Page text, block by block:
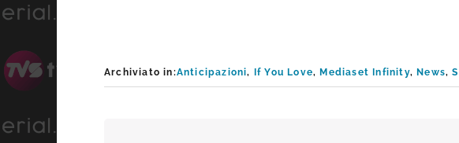
Archiviato in:Anticipazioni, If You Love, Mediaset Infinity, News,